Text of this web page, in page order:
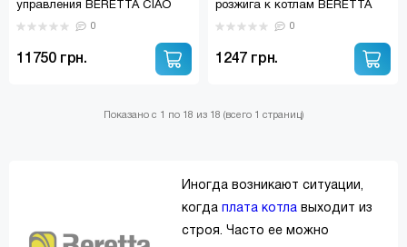
управления BERETTA CIAO
(Турбированная версия)
0
11750 грн.
розжига к котлам BERETTA
0
1247 грн.
Показано с 1 по 18 из 18 (всего 1 страниц)
Иногда возникают ситуации,
когда плата котла выходит из
строя. Часто ее можно